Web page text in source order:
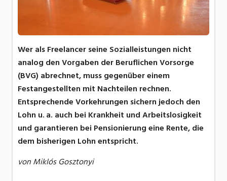
Wer als Freelancer seine Sozialleistungen nicht
analog den Vorgaben der Beruflichen Vorsorge
(BVG) abrechnet, muss gegenüber einem
Festangestellten mit Nachteilen rechnen.
Entsprechende Vorkehrungen sichern jedoch den
Lohn u. a. auch bei Krankheit und Arbeitslosigkeit
und garantieren bei Pensionierung eine Rente, die
dem bisherigen Lohn entspricht.
von Miklós Gosztonyi